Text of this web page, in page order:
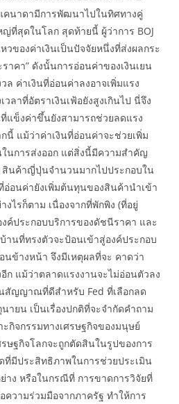
คนาดามีการพัฒนาไปในทิศทางคู่
ที่สุดในโลก สุดท้ายนี้ ผู้ว่าการ BOJ
วของค่าเงินเป็นปัจจัยหนึ่งที่ส่งผลกระ
าคา” ดังนั้นการอ่อนค่าของเงินเยน
ล ค่าเงินที่อ่อนค่าลงอาจเพิ่มแรง
ลาที่อัตราเงินเฟ้อยังสูงเกินไป นี่จึง
แข็งค่าขึ้นยังสามารถช่วยลดแรง
นี้ แม้ว่าค่าเงินที่อ่อนค่าจะช่วยเพิ่ม
นการส่งออก แต่สิ่งนี้มีความสำคัญ
นค้าญี่ปุ่นจำนวนมากไปประกอบใน
อนค่ายังเพิ่มต้นทุนของสินค้านำเข้า
ไรก็ตาม เนื่องจากที่พักพิง (ที่อยู่
ค์ประกอบบริการของดัชนีราคา และ
านที่ทรงตัวจะป้อนเข้าสู่องค์ประกอบ
นข้างหน้า จึงมีเหตุผลที่จะ คาดว่า
ก แม้ว่าตลาดแรงงานจะไม่อ่อนตัวลง
สัญญาณที่ดีสำหรับ Fed ที่เลือกลด
ายน เป็นเรื่องปกติที่จะจำกัดคำถาม
ะกิจกรรมทางเศรษฐกิจของมนุษย์
ษฐกิจโลกจะถูกตัดสินในรูปของการ
มีประสิทธิภาพในการช่วยประเมิน
าง หรือในกรณีที่ การขาดการวิจัยที่
วามร่วมมือจากภาครัฐ ทำให้การ